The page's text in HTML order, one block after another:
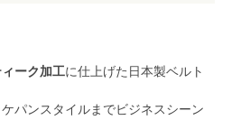
ーク加工に仕上げた日本製ベルト
パンスタイルまでビジネスシーン